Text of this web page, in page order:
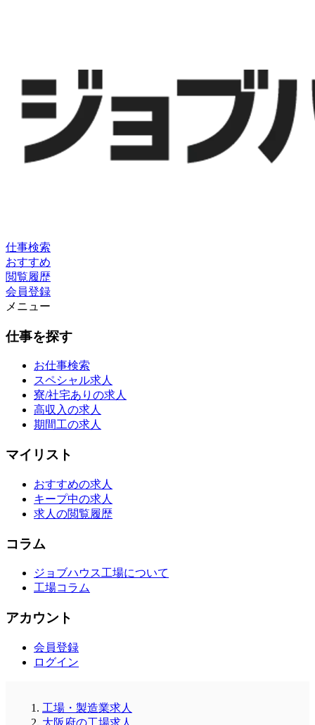
仕事検索
おすすめ
閲覧履歴
会員登録
メニュー
仕事を探す
お仕事検索
スペシャル求人
寮/社宅ありの求人
高収入の求人
期間工の求人
マイリスト
おすすめの求人
キープ中の求人
求人の閲覧履歴
コラム
ジョブハウス工場について
工場コラム
アカウント
会員登録
ログイン
工場・製造業求人
大阪府の工場求人